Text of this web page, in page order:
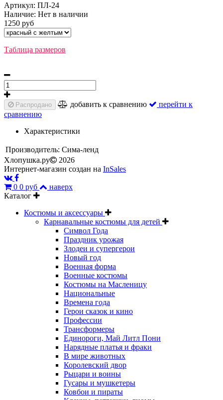
Артикул: ПЛ-24
Наличие: Нет в наличии
1250 руб
Таблица размеров
Распродано добавить к сравнению
перейти к
сравнению
Характеристики
Производитель: Сима-ленд
Хлопушка.ру
2026
Интернет-магазин создан на InSales
0 0 руб
наверх
Каталог
Костюмы и аксессуары
Карнавальные костюмы для детей
Символ Года
Праздник урожая
Злодеи и супергерои
Новый год
Военная форма
Военные костюмы
Костюмы на Масленицу
Национальные
Времена года
Герои сказок и кино
Профессии
Трансформеры
Единороги, Май Литл Пони
Нарядные платья и фраки
В мире животных
Королевский двор
Рыцари и воины
Гусары и мушкетеры
Ковбои и пираты